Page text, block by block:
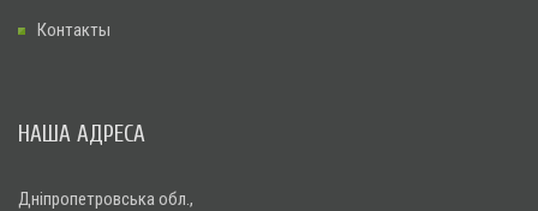
Контакты
НАША АДРЕСА
Дніпропетровська обл.,